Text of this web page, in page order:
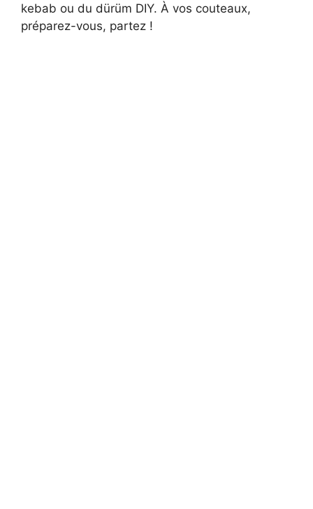
kebab ou du dürüm DIY. À vos couteaux,
préparez-vous, partez !